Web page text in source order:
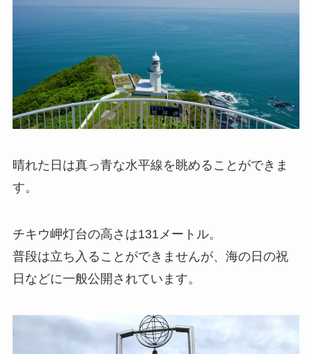
晴れた日は真っ青な水平線を眺めることができま
す。
チキウ岬灯台の高さは131メートル。
普段は立ち入ることができませんが、海の日の祝
日などに一般公開されています。